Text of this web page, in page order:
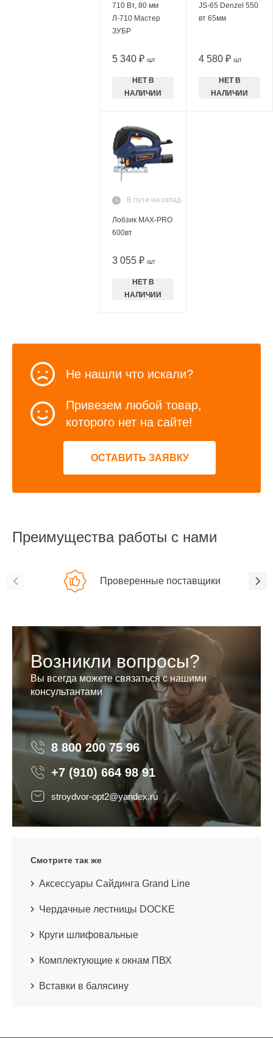
710 Вт, 80 мм
Л-710 Мастер
ЗУБР
5 340 ₽ /ШТ
НЕТ В
НАЛИЧИИ
JS-65 Denzel 550
вт 65мм
4 580 ₽ /ШТ
НЕТ В
НАЛИЧИИ
В пути на склад
Лобзик MAX-PRO
600вт
3 055 ₽ /ШТ
НЕТ В
НАЛИЧИИ
Не нашли что искали?
Привезем любой товар,
которого нет на сайте!
ОСТАВИТЬ ЗАЯВКУ
Преимущества работы с нами
Проверенные поставщики
Возникли вопросы?
Вы всегда можете связаться с нашими
консультантами
8 800 200 75 96 8 800 200 75 96
+7 (910) 664 98 91
stroydvor-opt2@yandex.ru
Смотрите так же
Аксессуары Сайдинга Grand Line
Чердачные лестницы DOCKE
Круги шлифовальные
Комплектующие к окнам ПВХ
Вставки в балясину